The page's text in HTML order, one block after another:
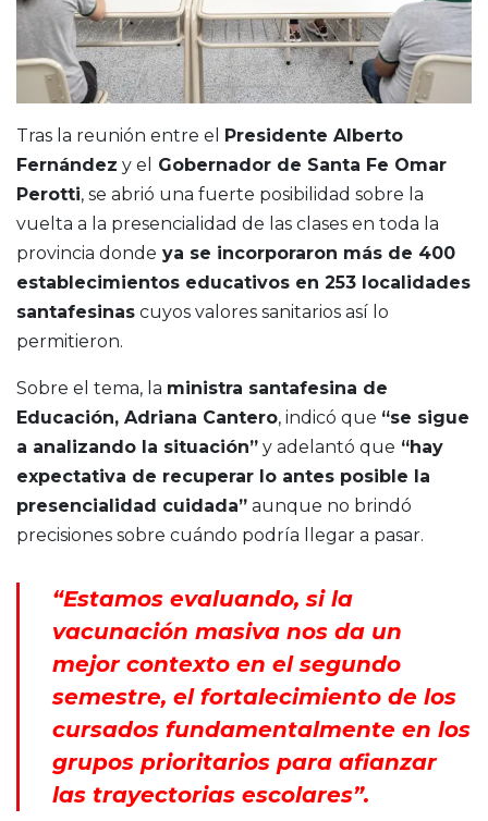
Tras la reunión entre el Presidente Alberto
Fernández y el
Gobernador de Santa Fe Omar
Perotti, se abrió una fuerte posibilidad sobre la
vuelta a la presencialidad de las clases en toda la
provincia donde ya se incorporaron más de 400
establecimientos educativos en 253 localidades
santafesinas cuyos valores sanitarios así lo
permitieron.
Sobre el tema, la ministra santafesina de
Educación, Adriana Cantero, indicó que “se sigue
a analizando la situación” y adelantó que “hay
expectativa de recuperar lo antes posible la
presencialidad cuidada” aunque no brindó
precisiones sobre cuándo podría llegar a pasar.
“Estamos evaluando, si la
vacunación masiva nos da un
mejor contexto en el segundo
semestre, el fortalecimiento de los
cursados fundamentalmente en los
grupos prioritarios para afianzar
las trayectorias escolares”.